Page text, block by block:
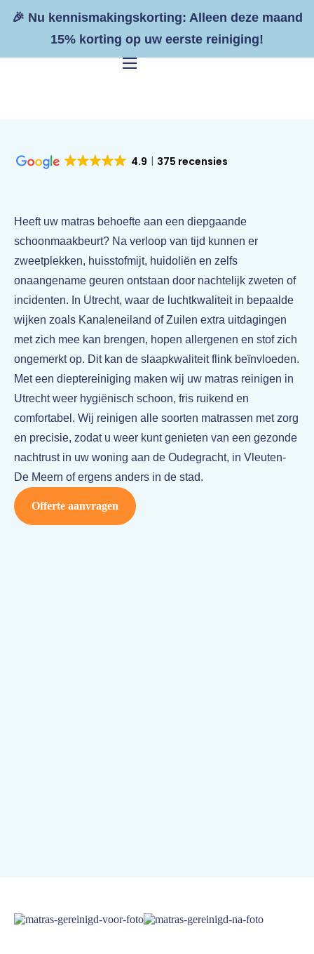
🎉 Nu kennismakingskorting: Alleen deze maand
15% korting op uw eerste reiniging!
Meubels reinigen
Stoelen reinigen
Fauteuil reinigen
Matras reinigen
Vloerkleden reinigen
Bureaustoelen reinigen
Autostoelen reinigen
Resultaten
Tarieven
Zakelijk
Contact
4.9 375 recensies
Heeft uw matras behoefte aan een diepgaande
schoonmaakbeurt? Na verloop van tijd kunnen er
zweetplekken, huisstofmijt, huidoliën en zelfs
onaangename geuren ontstaan door nachtelijk zweten of
incidenten. In Utrecht, waar de luchtkwaliteit in bepaalde
wijken zoals Kanaleneiland of Zuilen extra uitdagingen
met zich mee kan brengen, hopen allergenen en stof zich
ongemerkt op. Dit kan de slaapkwaliteit flink beïnvloeden.
Met een dieptereiniging maken wij uw matras reinigen in
Utrecht weer hygiënisch schoon, fris ruikend en
comfortabel. Wij reinigen alle soorten matrassen met zorg
en precisie, zodat u weer kunt genieten van een gezonde
nachtrust in uw woning aan de Oudegracht, in Vleuten-
De Meern of ergens anders in de stad.
Offerte aanvragen